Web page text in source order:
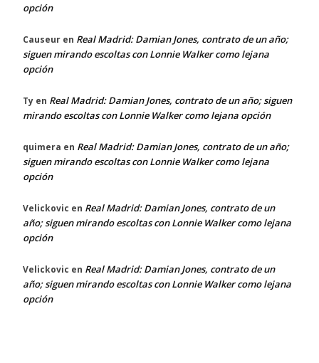
opción
Causeur en Real Madrid: Damian Jones, contrato de un año;
siguen mirando escoltas con Lonnie Walker como lejana
opción
Ty en Real Madrid: Damian Jones, contrato de un año; siguen
mirando escoltas con Lonnie Walker como lejana opción
quimera en Real Madrid: Damian Jones, contrato de un año;
siguen mirando escoltas con Lonnie Walker como lejana
opción
Velickovic en Real Madrid: Damian Jones, contrato de un
año; siguen mirando escoltas con Lonnie Walker como lejana
opción
Velickovic en Real Madrid: Damian Jones, contrato de un
año; siguen mirando escoltas con Lonnie Walker como lejana
opción